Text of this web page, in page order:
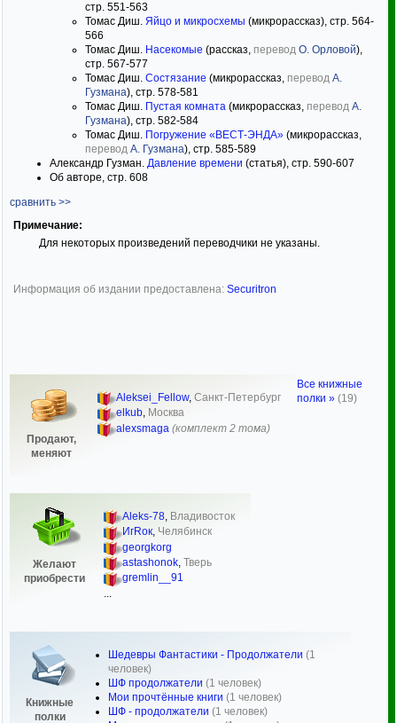
стр. 551-563
Томас Диш. Яйцо и микросхемы (микрорассказ), стр. 564-
566
Томас Диш. Насекомые (рассказ, перевод О. Орловой),
стр. 567-577
Томас Диш. Состязание (микрорассказ, перевод А.
Гузмана), стр. 578-581
Томас Диш. Пустая комната (микрорассказ, перевод А.
Гузмана), стр. 582-584
Томас Диш. Погружение «ВЕСТ-ЭНДА» (микрорассказ,
перевод А. Гузмана), стр. 585-589
Александр Гузман. Давление времени (статья), стр. 590-607
Об авторе, стр. 608
сравнить >>
Примечание:
Для некоторых произведений переводчики не указаны.
Информация об издании предоставлена: Securitron
Продают,
меняют
Aleksei_Fellow, Санкт-Петербург
elkub, Москва
alexsmaga (комплект 2 тома)
Желают
приобрести
Aleks-78, Владивосток
ИгRок, Челябинск
georgkorg
astashonok, Тверь
gremlin__91
Книжные
полки
Шедевры Фантастики - Продолжатели (1
человек)
ШФ продолжатели (1 человек)
Мои прочтённые книги (1 человек)
ШФ - продолжатели (1 человек)
Все книжные
полки » (19)